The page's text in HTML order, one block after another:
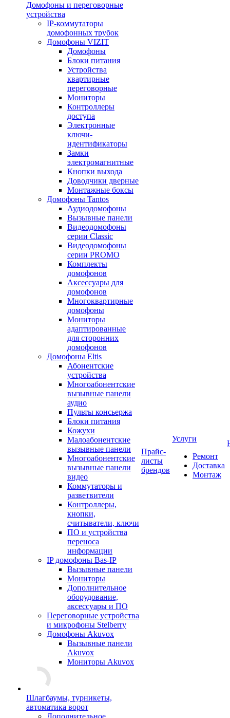
Домофоны и переговорные
устройства
IP-коммутаторы
домофонных трубок
Домофоны VIZIT
Домофоны
Блоки питания
Устройства
квартирные
переговорные
Мониторы
Контроллеры
доступа
Электронные
ключи-
идентификаторы
Замки
электромагнитные
Кнопки выхода
Доводчики дверные
Монтажные боксы
Домофоны Tantos
Аудиодомофоны
Вызывные панели
Видеодомофоны
серии Classic
Видеодомофоны
серии PROMO
Комплекты
домофонов
Аксессуары для
домофонов
Многоквартирные
домофоны
Мониторы
адаптированные
для сторонних
домофонов
Домофоны Eltis
Абонентские
устройства
Многоабонентские
вызывные панели
аудио
Пульты консьержа
Блоки питания
Кожухи
Малоабонентские
вызывные панели
Многоабонентские
вызывные панели
видео
Коммутаторы и
разветвители
Контроллеры,
кнопки,
считыватели, ключи
ПО и устройства
переноса
информации
IP домофоны Bas-IP
Вызывные панели
Мониторы
Дополнительное
оборудование,
аксессуары и ПО
Переговорные устройства
и микрофоны Stelberry
Домофоны Akuvox
Вызывные панели
Akuvox
Мониторы Akuvox
Шлагбаумы, турникеты,
автоматика ворот
Дополнительное
Прайс-
листы
брендов
Услуги
Ремонт
Доставка
Монтаж